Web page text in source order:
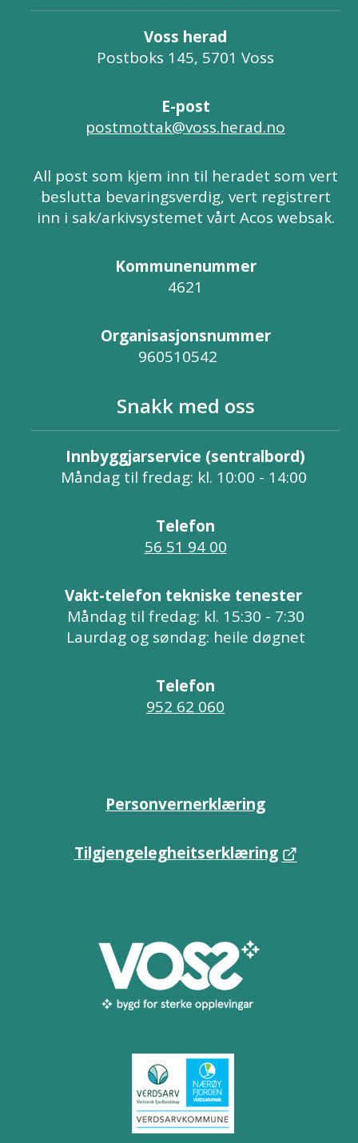
Voss herad
Postboks 145, 5701 Voss
E-post
postmottak@voss.herad.no
All post som kjem inn til heradet som vert
beslutta bevaringsverdig, vert registrert
inn i sak/arkivsystemet vårt Acos websak.
Kommunenummer
4621
Organisasjonsnummer
960510542
Snakk med oss
Innbyggjarservice (sentralbord)
Måndag til fredag: kl. 10:00 - 14:00
Telefon
56 51 94 00
Vakt-telefon tekniske tenester
Måndag til fredag: kl. 15:30 - 7:30
Laurdag og søndag: heile døgnet
Telefon
952 62 060
Personvernerklæring
Tilgjengelegheitserklæring